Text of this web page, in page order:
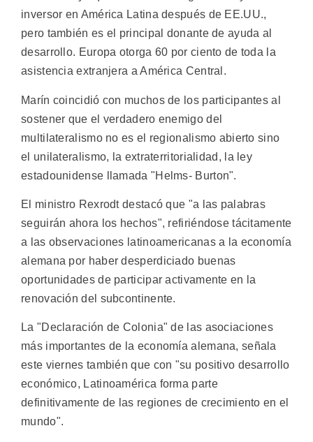
inversor en América Latina después de EE.UU.,
pero también es el principal donante de ayuda al
desarrollo. Europa otorga 60 por ciento de toda la
asistencia extranjera a América Central.
Marín coincidió con muchos de los participantes al
sostener que el verdadero enemigo del
multilateralismo no es el regionalismo abierto sino
el unilateralismo, la extraterritorialidad, la ley
estadounidense llamada "Helms- Burton".
El ministro Rexrodt destacó que "a las palabras
seguirán ahora los hechos", refiriéndose tácitamente
a las observaciones latinoamericanas a la economía
alemana por haber desperdiciado buenas
oportunidades de participar activamente en la
renovación del subcontinente.
La "Declaración de Colonia" de las asociaciones
más importantes de la economía alemana, señala
este viernes también que con "su positivo desarrollo
económico, Latinoamérica forma parte
definitivamente de las regiones de crecimiento en el
mundo".